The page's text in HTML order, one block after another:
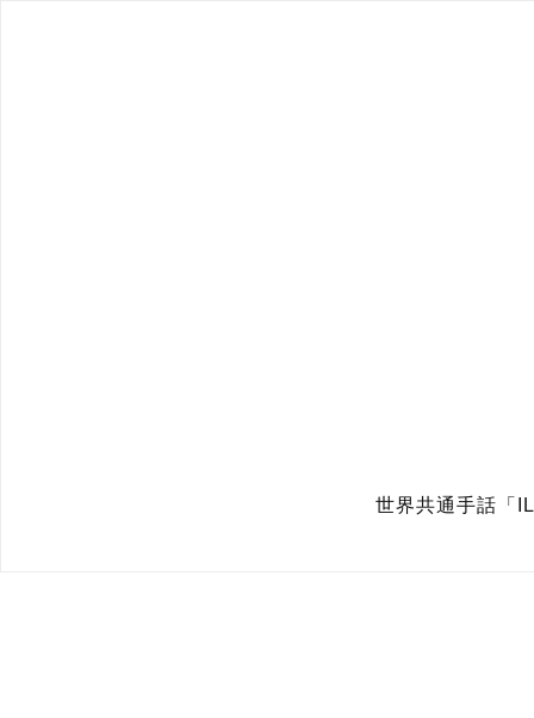
世界共通手話「